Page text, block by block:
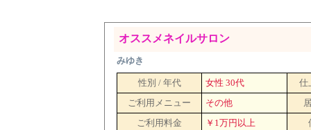
オススメネイルサロン
みゆき
性別 / 年代 女性 30代
仕
ご利用メニュー
その他
ご利用料金
￥1万円以上